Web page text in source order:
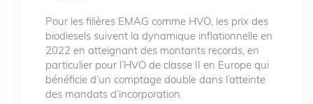
Pour les filières EMAG comme HVO, les prix des
biodiesels suivent la dynamique inflationnelle en
2022 en atteignant des montants records, en
particulier pour l’HVO de classe II en Europe qui
bénéficie d’un comptage double dans l’atteinte
des mandats d’incorporation.